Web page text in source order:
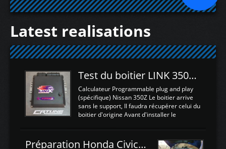
Latest realisations
Test du boitier LINK 350Z Plugin ECU
Calculateur Programmable plug and play
(spécifique) Nissan 350Z Le boitier arrive
sans le support, Il faudra récupérer celui du
boitier d'origine Avant d'installer le
d'envoyer l'information de la large bande
Préparation Honda Civic Type R FK2